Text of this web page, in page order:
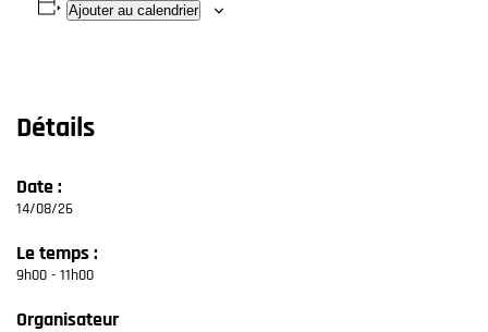
Ajouter au calendrier
Détails
Date :
14/08/26
Le temps :
9h00 - 11h00
Organisateur